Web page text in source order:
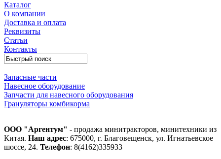
Каталог
О компании
Доставка и оплата
Реквизиты
Статьи
Контакты
Запасные части
Навесное оборудование
Запчасти для навесного оборудования
Грануляторы комбикорма
ООО "Аргентум" - продажа минитракторов, минитехники из
Китая. Наш адрес: 675000, г. Благовещенск, ул. Игнатьевское
шоссе, 24. Телефон: 8(4162)335933